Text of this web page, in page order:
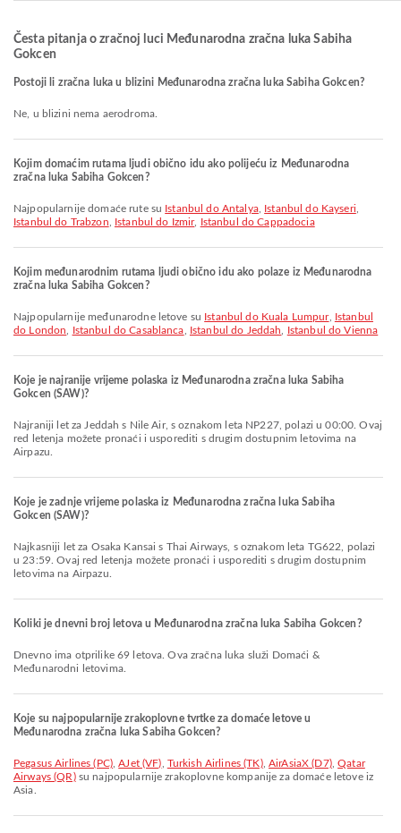
Česta pitanja o zračnoj luci Međunarodna zračna luka Sabiha
Gokcen
Postoji li zračna luka u blizini Međunarodna zračna luka Sabiha Gokcen?
Ne, u blizini nema aerodroma.
Kojim domaćim rutama ljudi obično idu ako polijeću iz Međunarodna
zračna luka Sabiha Gokcen?
Najpopularnije domaće rute su Istanbul do Antalya, Istanbul do Kayseri
Istanbul do Trabzon
Istanbul do Izmir, Istanbul do Cappadocia
Kojim međunarodnim rutama ljudi obično idu ako polaze iz Međunarodna
zračna luka Sabiha Gokcen?
Najpopularnije međunarodne letove su Istanbul do Kuala Lumpur, Istanbul
do London
Istanbul do Casablanca Istanbul do Jeddah Istanbul do Vienna
Koje je najranije vrijeme polaska iz Međunarodna zračna luka Sabiha
Gokcen (SAW)?
Najraniji let za Jeddah s Nile Air, s oznakom leta NP227, polazi u 00:00. Ovaj
red letenja možete pronaći i usporediti s drugim dostupnim letovima na
Airpazu.
Koje je zadnje vrijeme polaska iz Međunarodna zračna luka Sabiha
Gokcen (SAW)?
Najkasniji let za Osaka Kansai s Thai Airways, s oznakom leta TG622, polazi
u 23:59. Ovaj red letenja možete pronaći i usporediti s drugim dostupnim
letovima na Airpazu.
Koliki je dnevni broj letova u Međunarodna zračna luka Sabiha Gokcen?
Dnevno ima otprilike 69 letova. Ova zračna luka služi Domaći &
Međunarodni letovima.
Koje su najpopularnije zrakoplovne tvrtke za domaće letove u
Međunarodna zračna luka Sabiha Gokcen?
Pegasus Airlines (PC),AJet (VF) Turkish Airlines (TK),AirAsiaX (D7),Qatar
Airways (QR)su najpopularnije zrakoplovne kompanije za domaće letove iz
Asia.